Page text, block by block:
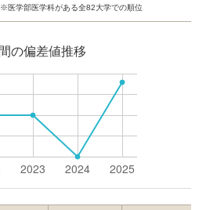
※医学部医学科がある全82大学での順位